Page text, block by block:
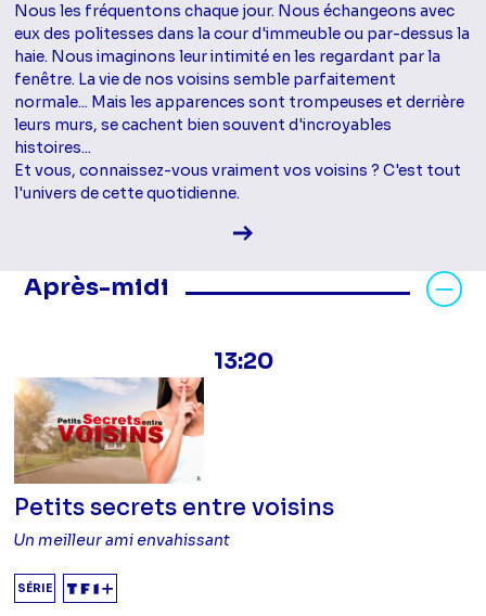
Nous les fréquentons chaque jour. Nous échangeons avec
eux des politesses dans la cour d'immeuble ou par-dessus la
haie. Nous imaginons leur intimité en les regardant par la
fenêtre. La vie de nos voisins semble parfaitement
normale... Mais les apparences sont trompeuses et derrière
leurs murs, se cachent bien souvent d'incroyables
histoires...
Et vous, connaissez-vous vraiment vos voisins ? C'est tout
l'univers de cette quotidienne.
Voir la fiche diffusion
Après-midi
Masquer les programmes Après-
13:20
Petits secrets entre voisins
Un meilleur ami envahissant
SÉRIE